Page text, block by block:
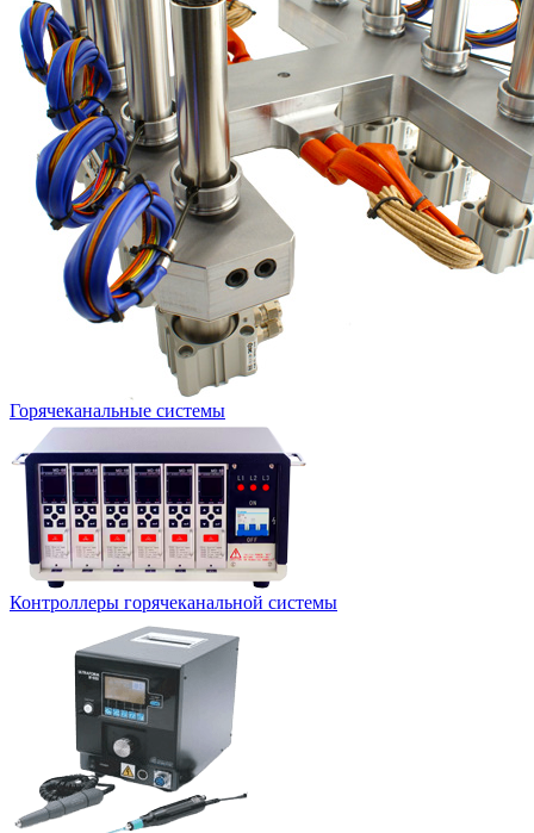
Горячеканальные системы
Контроллеры горячеканальной системы